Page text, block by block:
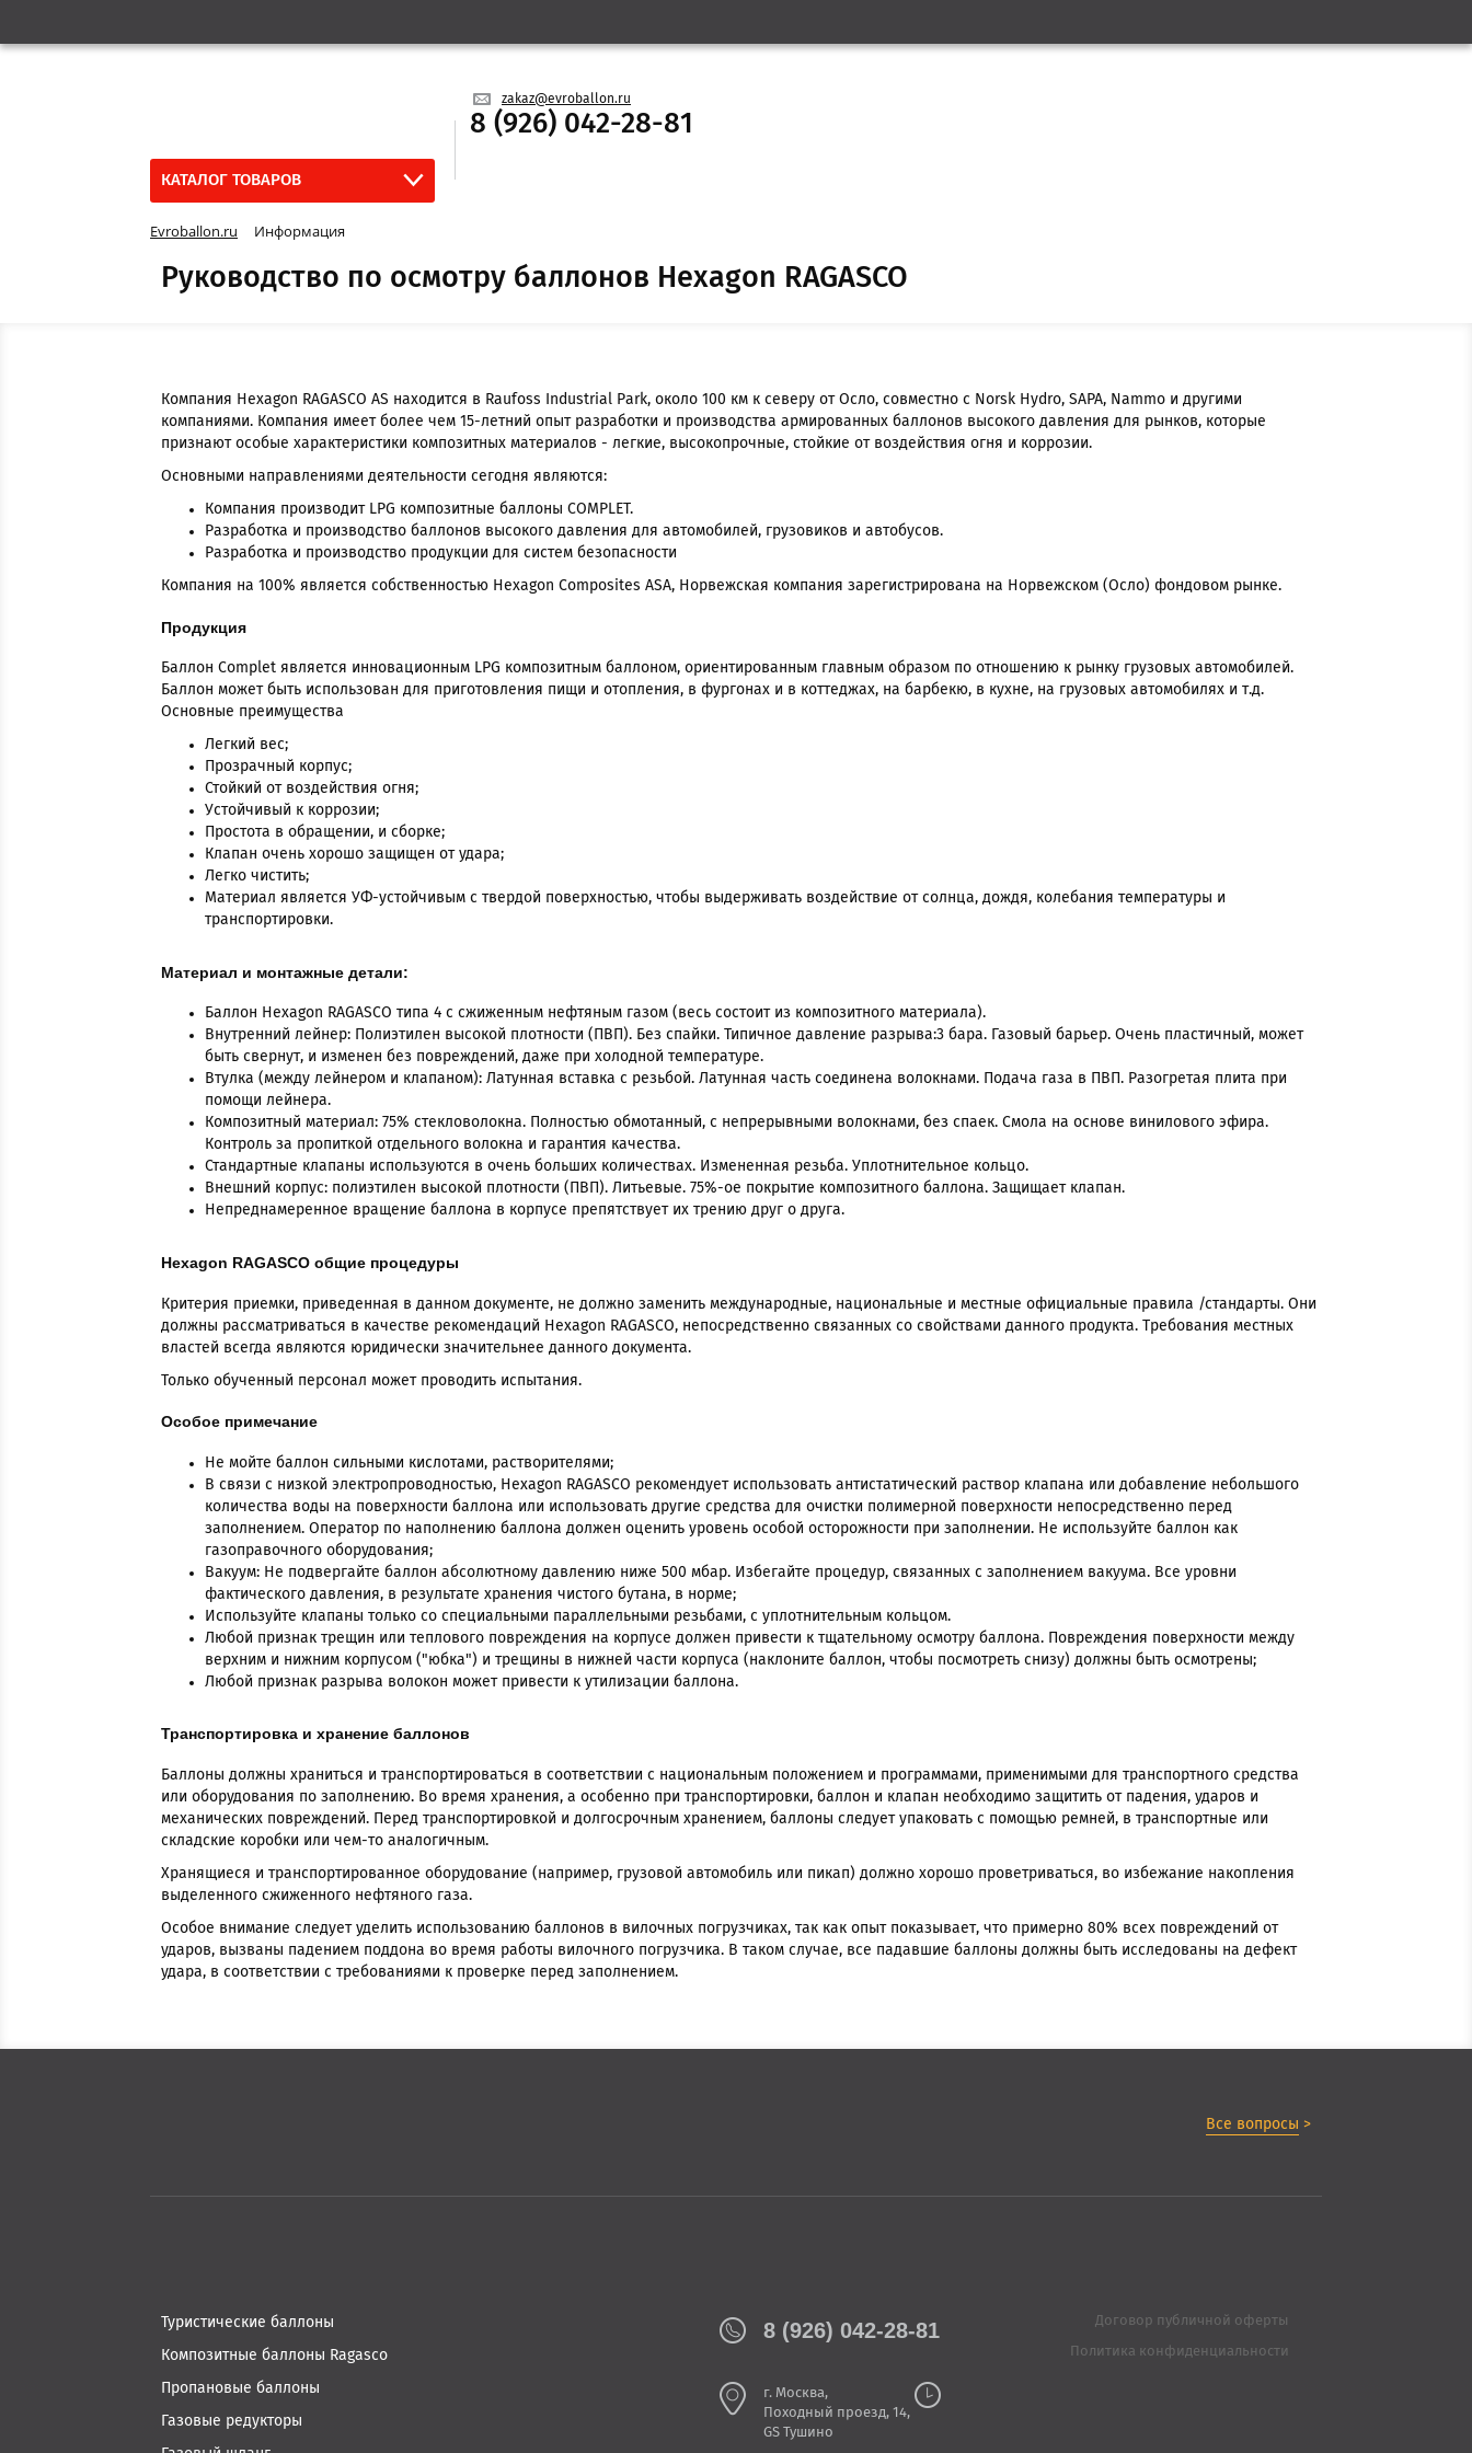
zakaz@evroballon.ru
8 (926) 042-28-81
КАТАЛОГ ТОВАРОВ
Evroballon.ru Информация
Руководство по осмотру баллонов Hexagon RAGASCO
Компания Hexagon RAGASCO AS находится в Raufoss Industrial Park, около 100 км к северу от Осло, совместно с Norsk Hydro, SAPA, Nammo и другими
компаниями. Компания имеет более чем 15-летний опыт разработки и производства армированных баллонов высокого давления для рынков, которые
признают особые характеристики композитных материалов - легкие, высокопрочные, стойкие от воздействия огня и коррозии.
Основными направлениями деятельности сегодня являются:
Компания производит LPG композитные баллоны COMPLET.
Разработка и производство баллонов высокого давления для автомобилей, грузовиков и автобусов.
Разработка и производство продукции для систем безопасности
Компания на 100% является собственностью Hexagon Composites ASA, Норвежская компания зарегистрирована на Норвежском (Осло) фондовом рынке.
Продукция
Баллон Complet является инновационным LPG композитным баллоном, ориентированным главным образом по отношению к рынку грузовых автомобилей.
Баллон может быть использован для приготовления пищи и отопления, в фургонах и в коттеджах, на барбекю, в кухне, на грузовых автомобилях и т.д.
Основные преимущества
Легкий вес;
Прозрачный корпус;
Стойкий от воздействия огня;
Устойчивый к коррозии;
Простота в обращении, и сборке;
Клапан очень хорошо защищен от удара;
Легко чистить;
Материал является УФ-устойчивым с твердой поверхностью, чтобы выдерживать воздействие от солнца, дождя, колебания температуры и
транспортировки.
Материал и монтажные детали:
Баллон Hexagon RAGASCO типа 4 с сжиженным нефтяным газом (весь состоит из композитного материала).
Внутренний лейнер: Полиэтилен высокой плотности (ПВП). Без спайки. Типичное давление разрыва:3 бара. Газовый барьер. Очень пластичный, может
быть свернут, и изменен без повреждений, даже при холодной температуре.
Втулка (между лейнером и клапаном): Латунная вставка с резьбой. Латунная часть соединена волокнами. Подача газа в ПВП. Разогретая плита при
помощи лейнера.
Композитный материал: 75% стекловолокна. Полностью обмотанный, с непрерывными волокнами, без спаек. Смола на основе винилового эфира.
Контроль за пропиткой отдельного волокна и гарантия качества.
Стандартные клапаны используются в очень больших количествах. Измененная резьба. Уплотнительное кольцо.
Внешний корпус: полиэтилен высокой плотности (ПВП). Литьевые. 75%-ое покрытие композитного баллона. Защищает клапан.
Непреднамеренное вращение баллона в корпусе препятствует их трению друг о друга.
Hexagon RAGASCO общие процедуры
Критерия приемки, приведенная в данном документе, не должно заменить международные, национальные и местные официальные правила /стандарты. Они
должны рассматриваться в качестве рекомендаций Hexagon RAGASCO, непосредственно связанных со свойствами данного продукта. Требования местных
властей всегда являются юридически значительнее данного документа.
Только обученный персонал может проводить испытания.
Особое примечание
Не мойте баллон сильными кислотами, растворителями;
В связи с низкой электропроводностью, Hexagon RAGASCO рекомендует использовать антистатический раствор клапана или добавление небольшого
количества воды на поверхности баллона или использовать другие средства для очистки полимерной поверхности непосредственно перед
заполнением. Оператор по наполнению баллона должен оценить уровень особой осторожности при заполнении. Не используйте баллон как
газоправочного оборудования;
Вакуум: Не подвергайте баллон абсолютному давлению ниже 500 мбар. Избегайте процедур, связанных с заполнением вакуума. Все уровни
фактического давления, в результате хранения чистого бутана, в норме;
Используйте клапаны только со специальными параллельными резьбами, с уплотнительным кольцом.
Любой признак трещин или теплового повреждения на корпусе должен привести к тщательному осмотру баллона. Повреждения поверхности между
верхним и нижним корпусом ("юбка") и трещины в нижней части корпуса (наклоните баллон, чтобы посмотреть снизу) должны быть осмотрены;
Любой признак разрыва волокон может привести к утилизации баллона.
Транспортировка и хранение баллонов
Баллоны должны храниться и транспортироваться в соответствии с национальным положением и программами, применимыми для транспортного средства
или оборудования по заполнению. Во время хранения, а особенно при транспортировки, баллон и клапан необходимо защитить от падения, ударов и
механических повреждений. Перед транспортировкой и долгосрочным хранением, баллоны следует упаковать с помощью ремней, в транспортные или
складские коробки или чем-то аналогичным.
Хранящиеся и транспортированное оборудование (например, грузовой автомобиль или пикап) должно хорошо проветриваться, во избежание накопления
выделенного сжиженного нефтяного газа.
Особое внимание следует уделить использованию баллонов в вилочных погрузчиках, так как опыт показывает, что примерно 80% всех повреждений от
ударов, вызваны падением поддона во время работы вилочного погрузчика. В таком случае, все падавшие баллоны должны быть исследованы на дефект
удара, в соответствии с требованиями к проверке перед заполнением.
Все вопросы >
Туристические баллоны
Композитные баллоны Ragasco
Пропановые баллоны
Газовые редукторы
8 (926) 042-28-81
г. Москва,
Походный проезд, 14,
GS Тушино
Договор публичной оферты
Политика конфиденциальности